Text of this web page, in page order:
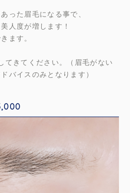
った眉毛になる事で、
人度が増します！
ます。
きてください。（眉毛がない
バイスのみとなります）